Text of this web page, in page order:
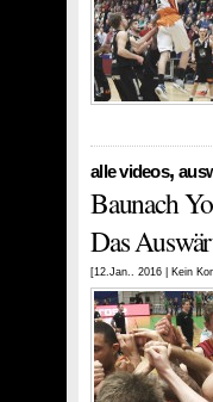
alle videos,
Baunach
Das
[12.Jan.. 2016 | Kein